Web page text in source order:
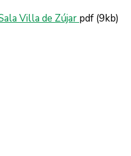
Villa de Zújar pdf (9kb)